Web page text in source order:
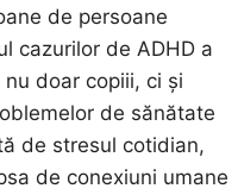
de persoane
cazurilor de ADHD a
doar copiii, ci și
de sănătate
de stresul cotidian,
de conexiuni umane